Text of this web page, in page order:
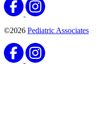
©2026 Pediatric Associates